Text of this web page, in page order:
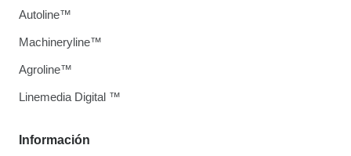
Información
Autoline™
Machineryline™
Agroline™
Linemedia Digital ™